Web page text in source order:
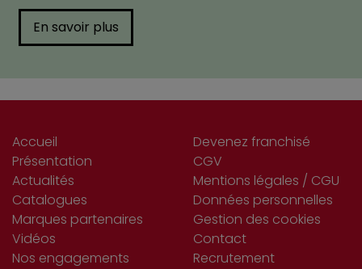
En savoir plus
Accueil
Présentation
Actualités
Catalogues
Marques partenaires
Vidéos
Nos engagements
Devenez franchisé
CGV
Mentions légales / CGU
Données personnelles
Gestion des cookies
Contact
Recrutement